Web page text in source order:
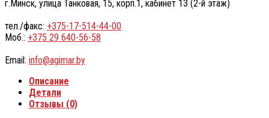
г.Минск, улица Танковая, 15, корп.1, кабинет 13 (2-й этаж)
тел./факс: +375-17-514-44-00
Моб.: +375 29 640-56-58
Email: info@agimar.by
Описание
Детали
Отзывы (0)